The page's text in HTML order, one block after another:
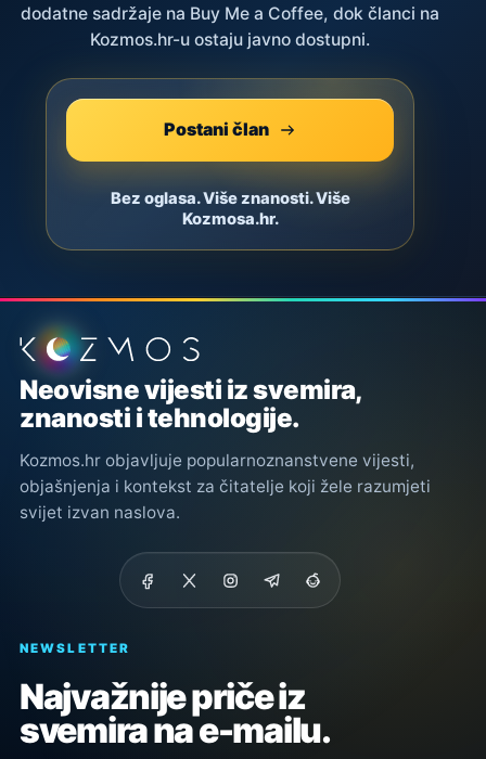
dodatne sadržaje na Buy Me a Coffee, dok članci na
Kozmos.hr-u ostaju javno dostupni.
Postani član
Bez oglasa. Više znanosti. Više
Kozmosa.hr.
Podnožje stranice
Neovisne vijesti iz svemira,
znanosti i tehnologije.
Kozmos.hr objavljuje popularnoznanstvene vijesti,
objašnjenja i kontekst za čitatelje koji žele razumjeti
svijet izvan naslova.
NEWSLETTER
Najvažnije priče iz
svemira na e-mailu.